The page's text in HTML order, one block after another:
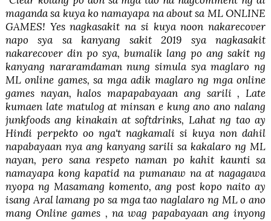
maganda sa kuya ko namayapa na about sa ML ONLINE
GAMES! Yes nagkasakit na si kuya noon nakarecover
napo sya sa kanyang sakit 2019 sya nagkasakit
nakarecover din po sya, bumalik lang po ang sakit ng
kanyang nararamdaman nung simula sya maglaro ng
ML online games, sa mga adik maglaro ng mga online
games nayan, halos mapapabayaan ang sarili , Late
kumaen late matulog at minsan e kung ano ano nalang
junkfoods ang kinakain at softdrinks, Lahat ng tao ay
Hindi perpekto oo nga't nagkamali si kuya non dahil
napabayaan nya ang kanyang sarili sa kakalaro ng ML
nayan, pero sana respeto naman po kahit kaunti sa
namayapa kong kapatid na pumanaw na at nagagawa
nyopa ng Masamang komento, ang post kopo naito ay
isang Aral lamang po sa mga tao naglalaro ng ML o ano
mang Online games , na wag papabayaan ang inyong